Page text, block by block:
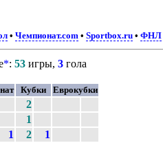
•Чемпионат.com •Sportbox.ru •ФНЛ
*: 53 игры, 3 гола
Кубки Еврокубки
2
1
1 2
1